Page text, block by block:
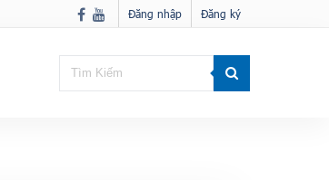
Đăng nhập Đăng ký